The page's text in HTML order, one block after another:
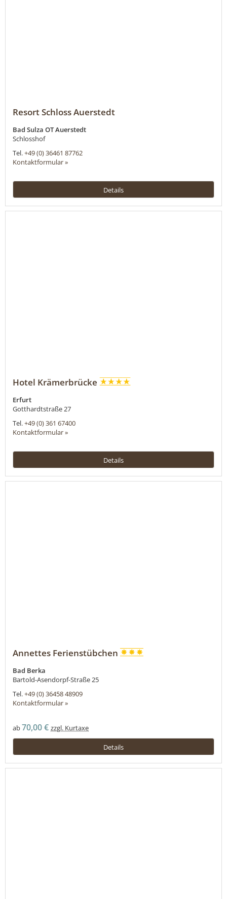
Resort Schloss Auerstedt
Bad Sulza OT Auerstedt
Schlosshof
Tel.+49 (0) 36461 87762
Kontaktformular »
Details
Hotel Krämerbrücke
Erfurt
Gotthardtstraße 27
Tel.+49 (0) 361 67400
Kontaktformular »
Details
Annettes Ferienstübchen
Bad Berka
Bartold-Asendorpf-Straße 25
Tel.+49 (0) 36458 48909
Kontaktformular »
ab70,00 € zzgl. Kurtaxe
Details